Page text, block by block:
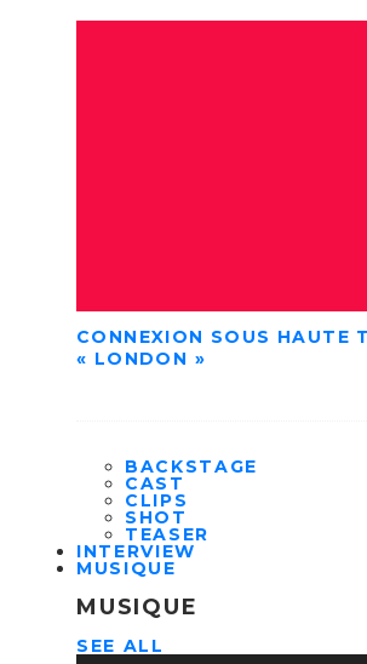
CONNEXION SOUS HAUTE
« LONDON »
BACKSTAGE
CAST
CLIPS
SHOT
TEASER
INTERVIEW
MUSIQUE
MUSIQUE
SEE ALL